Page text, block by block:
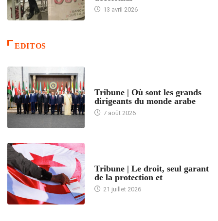
13 avril 2026
EDITOS
Tribune | Où sont les grands
dirigeants du monde arabe
7 août 2026
Tribune | Le droit, seul garant
de la protection et
21 juillet 2026